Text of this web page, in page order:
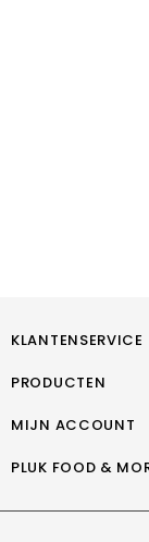
KLANTENSERVICE
PRODUCTEN
MIJN ACCOUNT
PLUK FOOD &